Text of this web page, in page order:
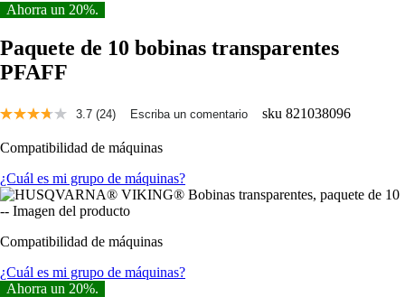
Ahorra un 20%.
Paquete de 10 bobinas transparentes
PFAFF
3.7 Lee
opiniones.
a
la
misma
(24) Escriba un comentario sku821038096
Compatibilidad de máquinas
¿Cuál es mi grupo de máquinas?
Compatibilidad de máquinas
¿Cuál es mi grupo de máquinas?
Ahorra un 20%.